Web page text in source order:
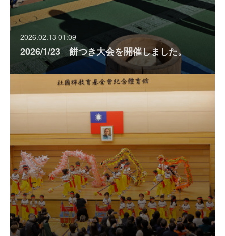
2026.02.13 01:09
2026/1/23 餅つき大会を開催しました。